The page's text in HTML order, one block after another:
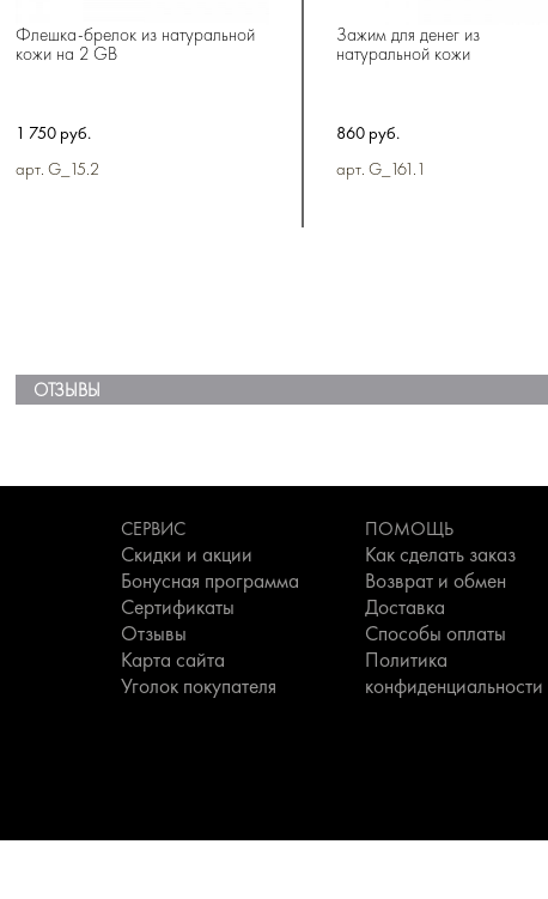
Флешка-брелок из натуральной
кожи на 2 GB
1 750 руб.
арт. G_15.2
Зажим для денег из
натуральной кожи
860 руб.
арт. G_161.1
ОТЗЫВЫ
СЕРВИС
Скидки и акции
Бонусная программа
Сертификаты
Отзывы
Карта сайта
Уголок покупателя
ПОМОЩЬ
Как сделать заказ
Возврат и обмен
Доставка
Способы оплаты
Политика
конфиденциальности